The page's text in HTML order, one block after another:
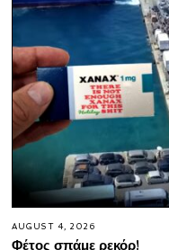
AUGUST 4, 2026
Φέτος σπάμε ρεκόρ!